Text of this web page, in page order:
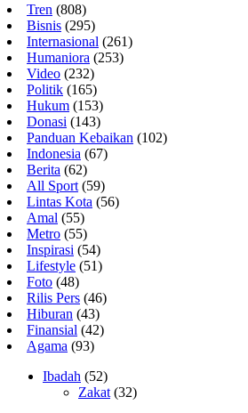
Tren (808)
Bisnis (295)
Internasional (261)
Humaniora (253)
Video (232)
Politik (165)
Hukum (153)
Donasi (143)
Panduan Kebaikan (102)
Indonesia (67)
Berita (62)
All Sport (59)
Lintas Kota (56)
Amal (55)
Metro (55)
Inspirasi (54)
Lifestyle (51)
Foto (48)
Rilis Pers (46)
Hiburan (43)
Finansial (42)
Agama (93)
Ibadah (52)
Zakat (32)